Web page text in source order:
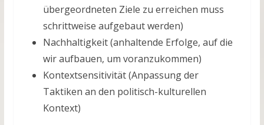
übergeordneten Ziele zu erreichen muss
schrittweise aufgebaut werden)
Nachhaltigkeit (anhaltende Erfolge, auf die
wir aufbauen, um voranzukommen)
Kontextsensitivität (Anpassung der
Taktiken an den politisch-kulturellen
Kontext)